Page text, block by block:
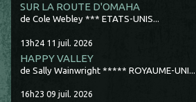
SUR LA ROUTE D'OMAHA
de Cole Webley *** ETATS-UNIS...
13h24 11 juil. 2026
HAPPY VALLEY
de Sally Wainwright ***** ROYAUME-UNI...
16h23 09 juil. 2026